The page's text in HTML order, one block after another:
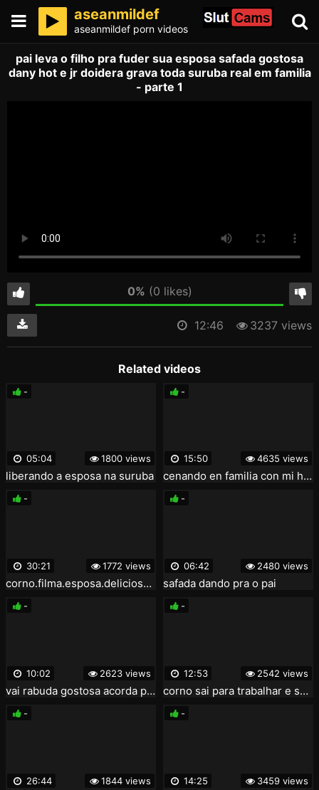
aseanmildef
aseanmildef porn videos
pai leva o filho pra fuder sua esposa safada gostosa
dany hot e jr doidera grava toda suruba real em familia
- parte 1
0% (0 likes)
12:46 3237 views
Related videos
-
05:04 1800 views
liberando a esposa na suruba
-
15:50 4635 views
cenando en familia con mi hijo y su hermosa esposa caliente
-
30:21 1772 views
corno.filma.esposa.deliciosa.na.suruba
-
06:42 2480 views
safada dando pra o pai
-
10:02 2623 views
vai rabuda gostosa acorda pra fuder
-
12:53 2542 views
corno sai para trabalhar e sua esposa faz sexo faz anal e bebe o esperma do vizinho.
-
26:44 1844 views
-
14:25 3459 views